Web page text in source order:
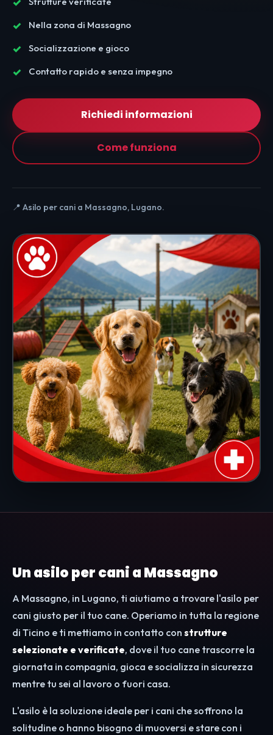
Nella zona di Massagno
Socializzazione e gioco
Contatto rapido e senza impegno
Richiedi informazioni
Come funziona
📍 Asilo per cani a Massagno, Lugano.
Un asilo per cani a Massagno
A Massagno, in Lugano, ti aiutiamo a trovare l'asilo per
cani giusto per il tuo cane. Operiamo in tutta la regione
di Ticino e ti mettiamo in contatto con strutture
selezionate e verificate, dove il tuo cane trascorre la
giornata in compagnia, gioca e socializza in sicurezza
mentre tu sei al lavoro o fuori casa.
L'asilo è la soluzione ideale per i cani che soffrono la
solitudine o hanno bisogno di muoversi e stare con i